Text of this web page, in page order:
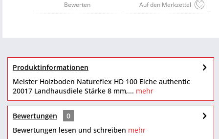
Auf den Merkzettel
Bewerten
Produktinformationen
Meister Holzboden Natureflex HD 100 Eiche authentic
20017 Landhausdiele Stärke 8 mm,... mehr
Bewertungen
0
Bewertungen lesen und schreiben mehr